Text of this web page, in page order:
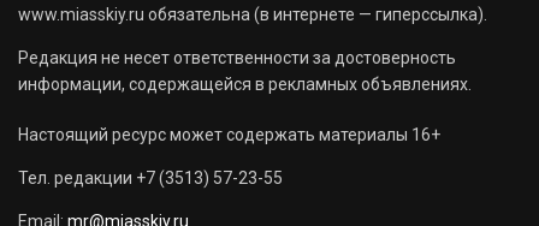
www.miasskiy.ru обязательна (в интернете — гиперссылка).
Редакция не несет ответственности за достоверность
информации, содержащейся в рекламных объявлениях.
Настоящий ресурс может содержать материалы 16+
Тел. редакции +7 (3513) 57-23-55
Email: mr@miasskiy.ru